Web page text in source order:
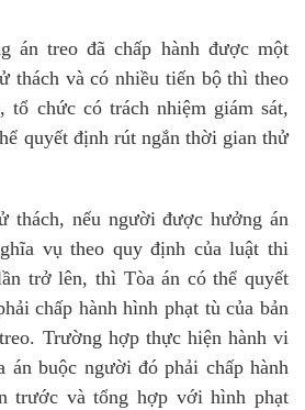
án treo đã chấp hành được một
thách và có nhiều tiến bộ thì theo
tổ chức có trách nhiệm giám sát,
quyết định rút ngắn thời gian thử
thách, nếu người được hưởng án
vụ theo quy định của luật thi
trở lên, thì Tòa án có thể quyết
chấp hành hình phạt tù của bản
Trường hợp thực hiện hành vi
buộc người đó phải chấp hành
trước và tổng hợp với hình phạt